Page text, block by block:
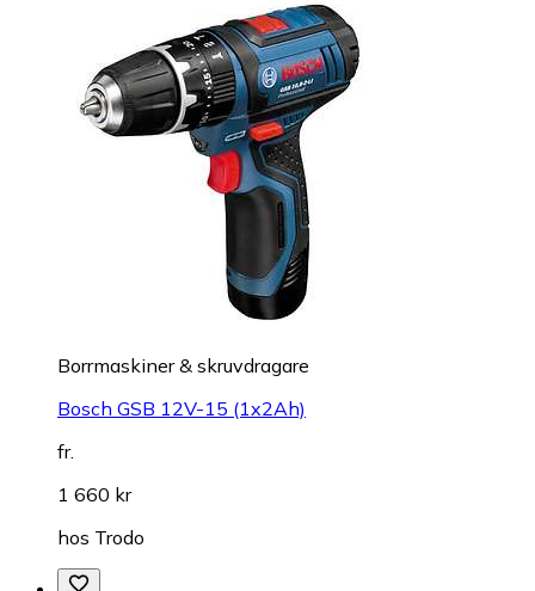
Borrmaskiner & skruvdragare
Bosch GSB 12V-15 (1x2Ah)
fr.
1 660 kr
hos Trodo